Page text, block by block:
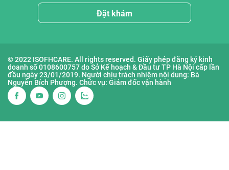
Đặt khám
© 2022 ISOFHCARE. All rights reserved. Giấy phép đăng ký kinh
doanh số 0108600757 do Sở Kế hoạch & Đầu tư TP Hà Nội cấp lần
đầu ngày 23/01/2019. Người chịu trách nhiệm nội dung: Bà
Nguyễn Bích Phượng. Chức vụ: Giám đốc vận hành